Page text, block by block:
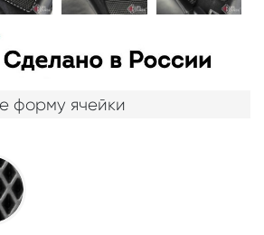
форму ячейки